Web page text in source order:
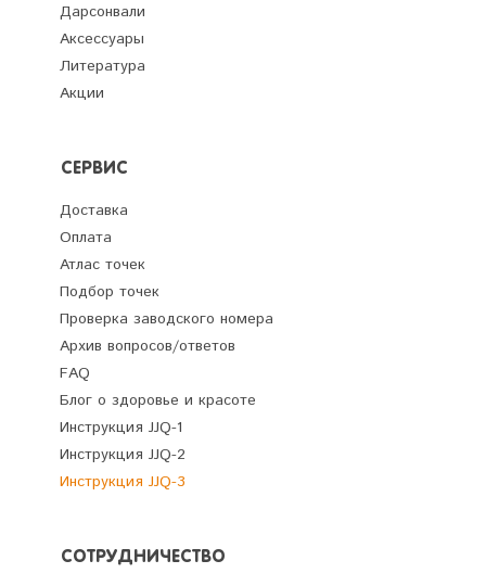
Дарсонвали
Аксессуары
Литература
Акции
СЕРВИС
Доставка
Оплата
Атлас точек
Подбор точек
Проверка заводского номера
Архив вопросов/ответов
FAQ
Блог о здоровье и красоте
Инструкция JJQ-1
Инструкция JJQ-2
Инструкция JJQ-3
СОТРУДНИЧЕСТВО